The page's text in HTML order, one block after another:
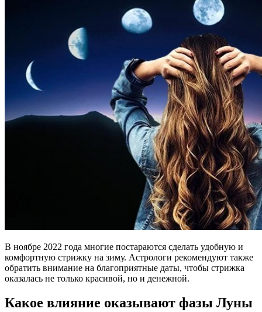
В ноябре 2022 года многие постараются сделать удобную и
комфортную стрижку на зиму. Астрологи рекомендуют также
обратить внимание на благоприятные даты, чтобы стрижка
оказалась не только красивой, но и денежной.
Какое влияние оказывают фазы Луны